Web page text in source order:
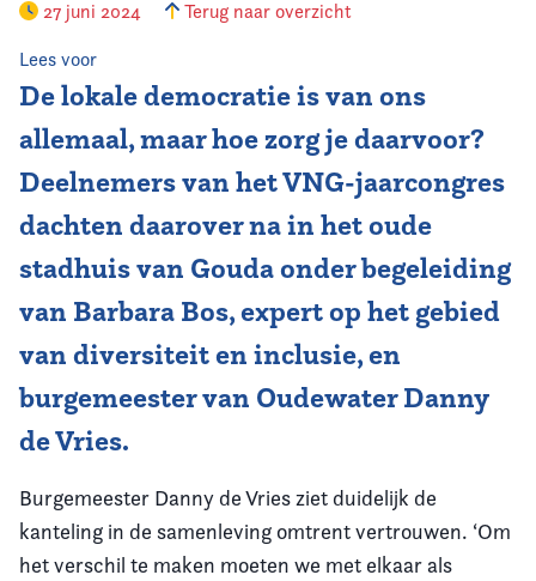
27 juni 2024 Terug naar overzicht
Lees voor
De lokale democratie is van ons
allemaal, maar hoe zorg je daarvoor?
Deelnemers van het VNG-jaarcongres
dachten daarover na in het oude
stadhuis van Gouda onder begeleiding
van Barbara Bos, expert op het gebied
van diversiteit en inclusie, en
burgemeester van Oudewater Danny
de Vries.
Burgemeester Danny de Vries ziet duidelijk de
kanteling in de samenleving omtrent vertrouwen. ‘Om
het verschil te maken moeten we met elkaar als